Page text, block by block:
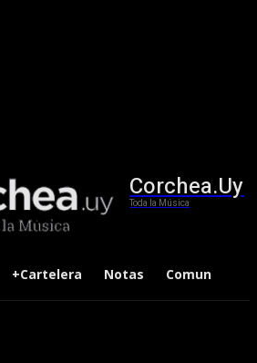
Corchea.Uy
Toda la Música
+Cartelera Notas Comunidad